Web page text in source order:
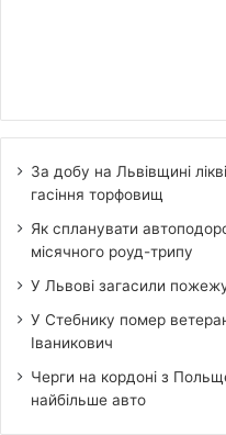
За добу на Львівщині
гасіння торфовищ
Як спланувати
місячного роуд-трипу
У Львові загасили
У Стебнику помер
Іваникович
Черги на кордоні з
найбільше авто